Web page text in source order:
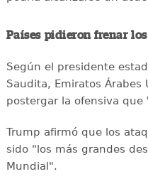
Países pidieron frenar
Según el presidente
Saudita, Emiratos Árabes
postergar la ofensiva que
Trump afirmó que los
sido "los más grandes
Mundial".